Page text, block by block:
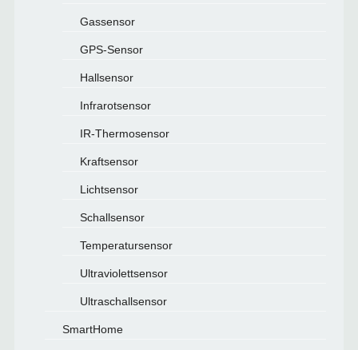
Gassensor
GPS-Sensor
Hallsensor
Infrarotsensor
IR-Thermosensor
Kraftsensor
Lichtsensor
Schallsensor
Temperatursensor
Ultraviolettsensor
Ultraschallsensor
SmartHome